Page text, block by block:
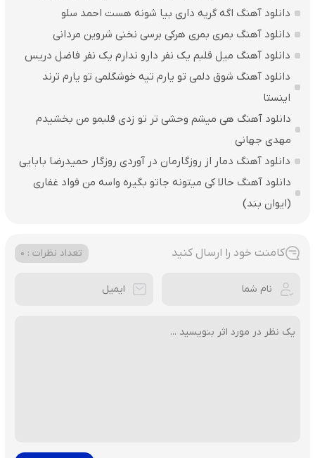
دانلود آهنگ اگه گریه داری بیا شونه هست احمد سلو
دانلود آهنگ بمری بمری هرکی برسی نخنی شروین مردانی
دانلود آهنگ میل قلبم یک نفر دارو ندارم یک نفر فاضل دریس
دانلود آهنگ شوق دلمی تو یارم تیه خوشگلمی تو یارم ترند
اینستا
دانلود آهنگ هی میشم وحشی تر تو زدی قلبمو من بخشیدم
مهدی جهانی
دانلود آهنگ دمار از روزگارمان در آوردی روزگار حمیدرضا بابایی
دانلود آهنگ حالا کی میتونه جاتو بگیره واسه من فواد غفاری
(ایوان بند)
کامنت خود را ارسال کنید تعداد نظرات : 0